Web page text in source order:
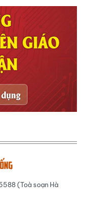
(Toà soạn Hà